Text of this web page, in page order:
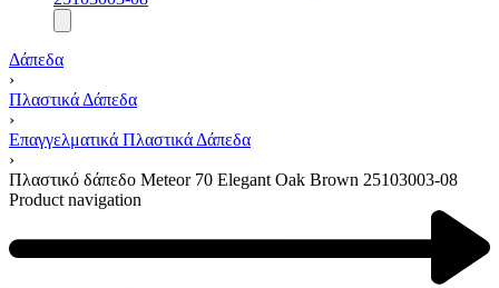
Δάπεδα
›
Πλαστικά Δάπεδα
›
Επαγγελματικά Πλαστικά Δάπεδα
›
Πλαστικό δάπεδο Meteor 70 Elegant Oak Brown 25103003-08
Product navigation